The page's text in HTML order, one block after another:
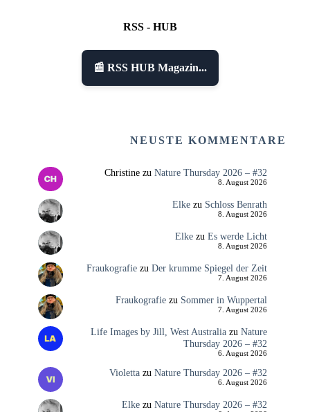
RSS - HUB
📰 RSS HUB Magazin...
NEUSTE KOMMENTARE
Christinezu Nature Thursday 2026 – #32
8. August 2026
Elkezu Schloss Benrath
8. August 2026
Elkezu Es werde Licht
8. August 2026
Fraukografiezu Der krumme Spiegel der Zeit
7. August 2026
Fraukografiezu Sommer in Wuppertal
7. August 2026
Life Images by Jill, West Australiazu Nature
Thursday 2026 – #32
6. August 2026
Violettazu Nature Thursday 2026 – #32
6. August 2026
Elkezu Nature Thursday 2026 – #32